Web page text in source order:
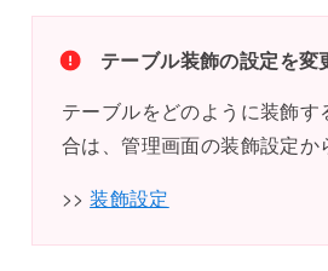
テーブル装飾の設定を変
テーブルをどのように装飾
合は、管理画面の装飾設定か
>>装飾設定